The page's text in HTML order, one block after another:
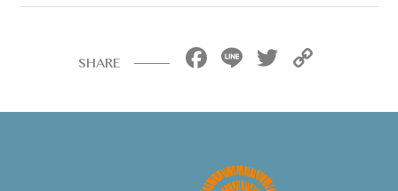
SHARE Facebook
LineTwitter